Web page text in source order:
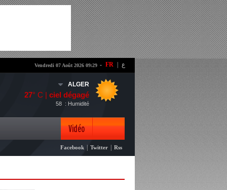
- FR ع Vendredi 07 Août 2026 09:29
ALGER
27° C | ciel dégagé
: Humidité
58
Vidéo
Photo
Facebook Twitter Rss